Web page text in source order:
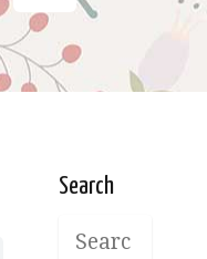
Search